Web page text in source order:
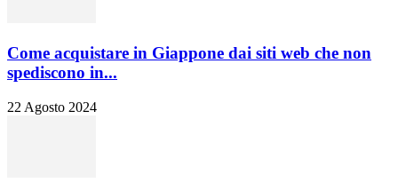
Come acquistare in Giappone dai siti web che non
spediscono in...
22 Agosto 2024